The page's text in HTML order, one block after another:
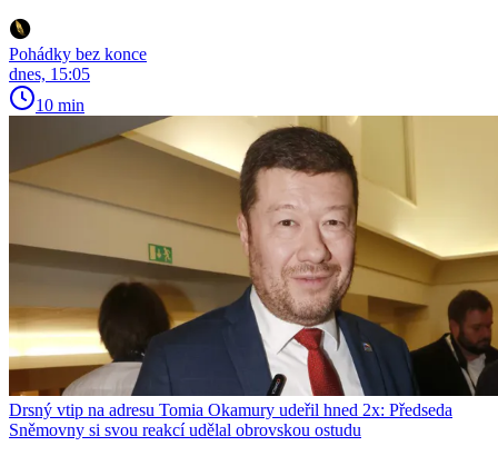
Pohádky bez konce
dnes, 15:05
10 min
Drsný vtip na adresu Tomia Okamury udeřil hned 2x: Předseda
Sněmovny si svou reakcí udělal obrovskou ostudu